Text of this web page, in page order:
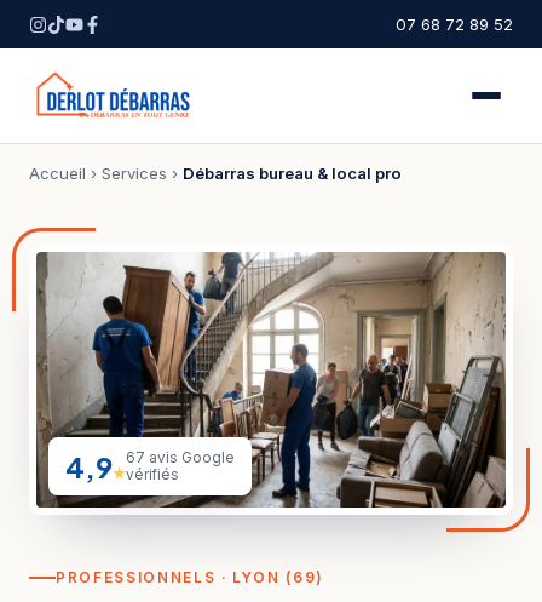
07 68 72 89 52
Accueil › Services › Débarras bureau & local pro
PROFESSIONNELS · LYON (69)
4,9★
67 avis Google
vérifiés